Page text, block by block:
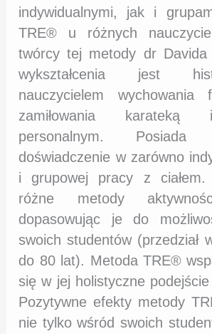
indywidualnymi, jak i
TRE® u różnych
twórcy tej metody dr Davida
wykształcenia jest
nauczycielem wychowania
zamiłowania
personalnym.
doświadczenie w zarówno
i grupowej pracy z ciałem.
różne metody
dopasowując je do
swoich studentów (przedział
do 80 lat). Metoda TRE®
się w jej holistyczne podejście
Pozytywne efekty metody
nie tylko wśród swoich